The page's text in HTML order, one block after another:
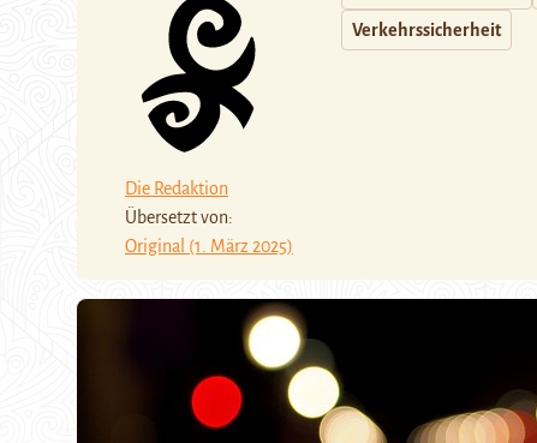
Die Redaktion
Übersetzt von:
Original (1. März 2025)
Verkehrssicherheit